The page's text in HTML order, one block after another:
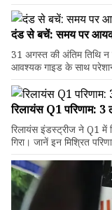
दंड से बचें: समय पर
31 अगस्त की अंतिम तिथि
आवश्यक गाइड के साथ
रिलायंस Q1 परिणाम:
रिलायंस इंडस्ट्रीज ने Q1 में
गिरा। जानें इन मिश्रित